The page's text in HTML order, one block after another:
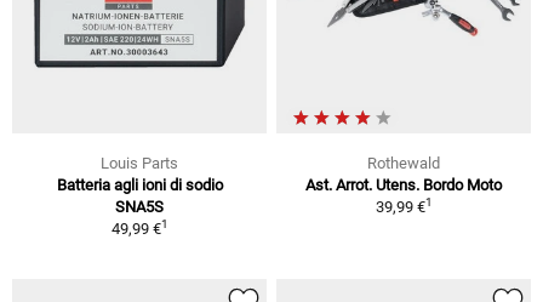
Louis Parts
Batteria agli ioni di sodio
SNA5S
49,99 €1
Rothewald
Ast. Arrot. Utens. Bordo Moto
39,99 €1